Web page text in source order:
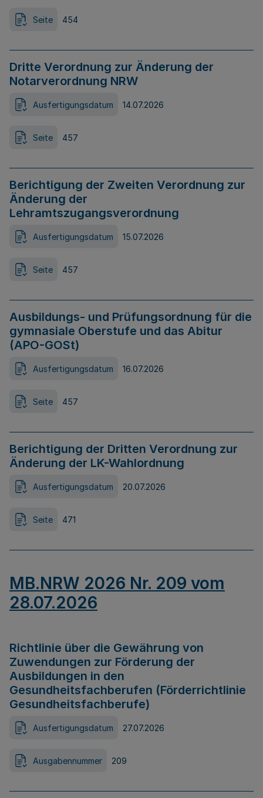
Seite 454
Dritte Verordnung zur Änderung der
Notarverordnung NRW
Ausfertigungsdatum 14.07.2026
Seite 457
Berichtigung der Zweiten Verordnung zur
Änderung der
Lehramtszugangsverordnung
Ausfertigungsdatum 15.07.2026
Seite 457
Ausbildungs- und Prüfungsordnung für die
gymnasiale Oberstufe und das Abitur
(APO-GOSt)
Ausfertigungsdatum 16.07.2026
Seite 457
Berichtigung der Dritten Verordnung zur
Änderung der LK-Wahlordnung
Ausfertigungsdatum 20.07.2026
Seite 471
MB.NRW 2026 Nr. 209 vom
28.07.2026
Richtlinie über die Gewährung von
Zuwendungen zur Förderung der
Ausbildungen in den
Gesundheitsfachberufen (Förderrichtlinie
Gesundheitsfachberufe)
Ausfertigungsdatum 27.07.2026
Ausgabennummer 209